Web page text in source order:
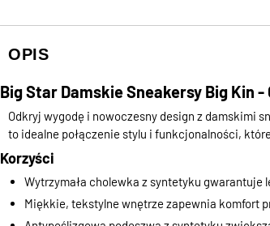
OPIS
Big Star Damskie Sneakersy Big Kin -
Odkryj wygodę i nowoczesny design z damskimi
to idealne połączenie stylu i funkcjonalności,
Korzyści
Wytrzymała cholewka z syntetyku gwarantuje
Miękkie, tekstylne wnętrze zapewnia komfort